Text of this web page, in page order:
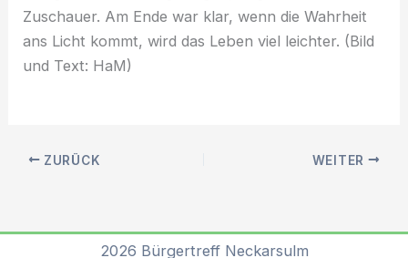
Zuschauer. Am Ende war klar, wenn die Wahrheit
ans Licht kommt, wird das Leben viel leichter. (Bild
und Text: HaM)
ZURÜCK WEITER
2026 Bürgertreff Neckarsulm